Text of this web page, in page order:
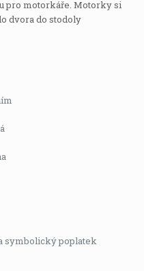
pro motorkáře. Motorky si
dvora do stodoly
symbolický poplatek